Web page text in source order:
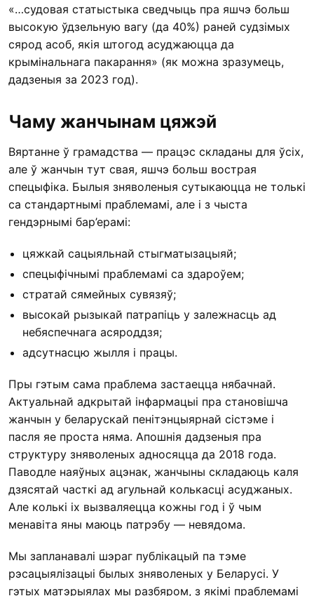
«…судовая статыстыка сведчыць пра яшчэ больш
высокую ўдзельную вагу (да 40%) раней судзімых
сярод асоб, якія штогод асуджаюцца да
крымінальнага пакарання» (як можна зразумець,
дадзеныя за 2023 год).
Чаму жанчынам цяжэй
Вяртанне ў грамадства — працэс складаны для ўсіх,
але ў жанчын тут свая, яшчэ больш вострая
спецыфіка. Былыя зняволеныя сутыкаюцца не толькі
са стандартнымі праблемамі, але і з чыста
гендэрнымі бар’ерамі:
цяжкай сацыяльнай стыгматызацыяй;
спецыфічнымі праблемамі са здароўем;
стратай сямейных сувязяў;
высокай рызыкай патрапіць у залежнасць ад
небяспечнага асяроддзя;
адсутнасцю жылля і працы.
Пры гэтым сама праблема застаецца нябачнай.
Актуальнай адкрытай інфармацыі пра становішча
жанчын у беларускай пенітэнцыярнай сістэме і
пасля яе проста няма. Апошнія дадзеныя пра
структуру зняволеных адносяцца да 2018 года.
Паводле наяўных ацэнак, жанчыны складаюць каля
дзясятай часткі ад агульнай колькасці асуджаных.
Але колькі іх вызваляецца кожны год і ў чым
менавіта яны маюць патрэбу — невядома.
Мы запланавалі шэраг публікацый па тэме
рэсацыялізацыі былых зняволеных у Беларусі. У
гэтых матэрыялах мы разбяром, з якімі праблемамі